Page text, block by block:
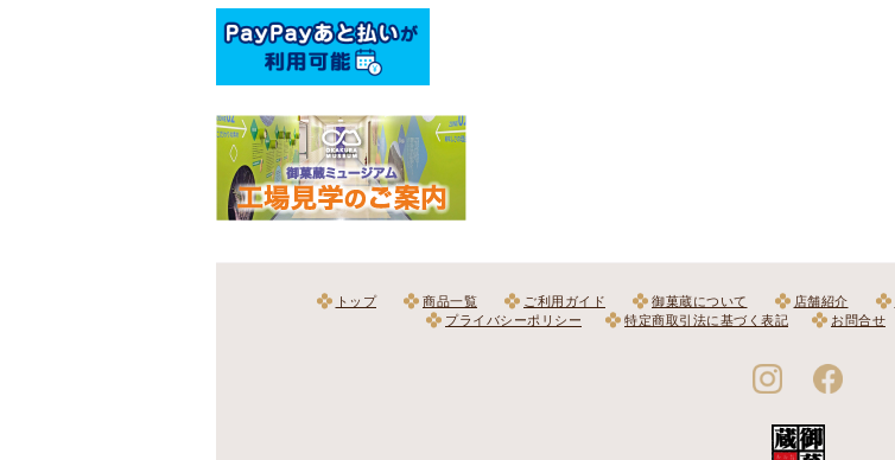
トップ 商品一覧 ご利用ガイド 御菓蔵について 店舗紹介
プライバシーポリシー
特定商取引法に基づく表記 お問合せ